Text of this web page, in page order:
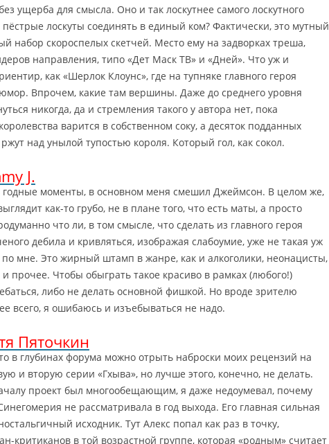
ущерба для смысла. Оно и так лоскутнее самого лоскутного
пёстрые лоскуты соединять в единый ком? Фактически, это мутный
набор скороспелых скетчей. Место ему на задворках треша,
направления, типо «Дет Маск ТВ» и «Дней». Что уж и
как «Шерлок Клоунс», где на тупняке главного героя
Впрочем, какие там вершины. Даже до среднего уровня
никогда, да и стремления такого у автора нет, пока
варится в собственном соку, а десяток подданных
над унылой тупостью короля. Который гол, как сокол.
J.
годные моменты, в основном меня смешил Джеймсон. В целом же,
как-то грубо, не в плане того, что есть маты, а просто
что ли, в том смысле, что сделать из главного героя
дебила и кривляться, изображая слабоумие, уже не такая уж
по мне. Это жирный штамп в жанре, как и алкоголики, неонацисты,
прочее. Чтобы обыграть такое красиво в рамках (любого!)
либо не делать основной фишкой. Но вроде зрителю
всего, я ошибаюсь и изъебываться не надо.
Пяточкин
в глубинах форума можно отрыть наброски моих рецензий на
и вторую серии «Гхыва», но лучше этого, конечно, не делать.
проект был многообещающим, я даже недоумевал, почему
не рассматривала в год выхода. Его главная сильная
исходник. Тут Алекс попал как раз в точку,
критиканов в той возрастной группе, которая «родным» считает